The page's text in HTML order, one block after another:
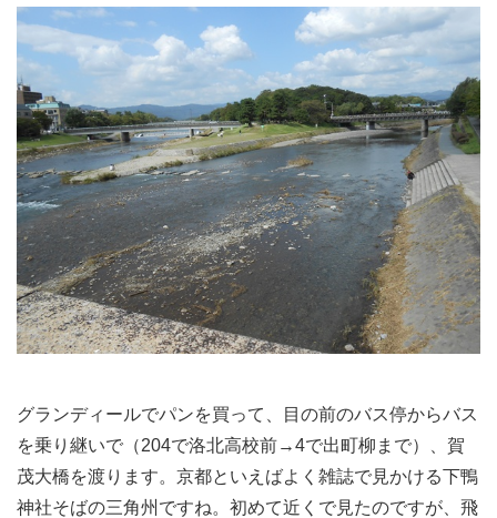
グランディールでパンを買って、目の前のバス停からバス
を乗り継いで（204で洛北高校前→4で出町柳まで）、賀
茂大橋を渡ります。京都といえばよく雑誌で見かける下鴨
神社そばの三角州ですね。初めて近くで見たのですが、飛